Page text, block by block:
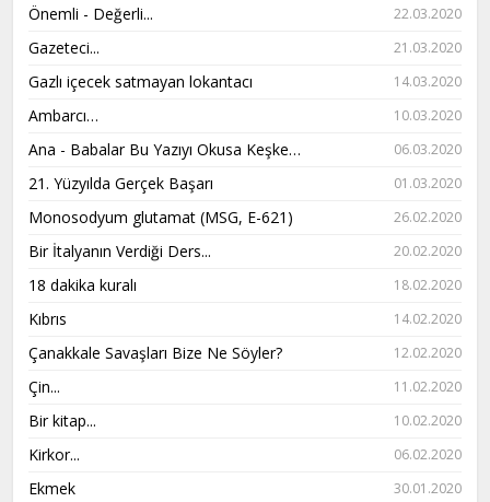
Önemli - Değerli... 22.03.2020
Gazeteci... 21.03.2020
Gazlı içecek satmayan lokantacı 14.03.2020
Ambarcı… 10.03.2020
Ana - Babalar Bu Yazıyı Okusa Keşke… 06.03.2020
21. Yüzyılda Gerçek Başarı 01.03.2020
Monosodyum glutamat (MSG, E-621) 26.02.2020
Bir İtalyanın Verdiği Ders... 20.02.2020
18 dakika kuralı 18.02.2020
Kıbrıs 14.02.2020
Çanakkale Savaşları Bize Ne Söyler? 12.02.2020
Çin... 11.02.2020
Bir kitap... 10.02.2020
Kirkor... 06.02.2020
Ekmek 30.01.2020